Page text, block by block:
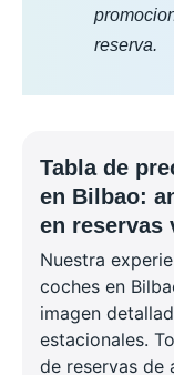
reserva.
Tabla de
en Bilbao:
en reservas
Nuestra
coches en
imagen
estacionales.
de reservas de